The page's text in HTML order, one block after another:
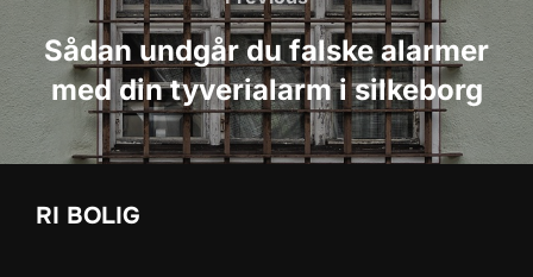
Sådan undgår du falske alarmer
med din tyverialarm i silkeborg
RI BOLIG